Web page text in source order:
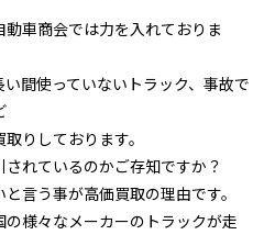
車商会では力を入れておりま
間使っていないトラック、事故で
りしております。
れているのかご存知ですか？
言う事が高価買取の理由です。
様々なメーカーのトラックが走